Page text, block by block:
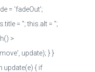
= 'fadeOut';
= ''; this.alt = '';
>
update); } }
update(e) { if